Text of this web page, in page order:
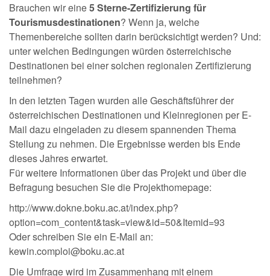
Brauchen wir eine5 Sterne-Zertifizierung für
Tourismusdestinationen? Wenn ja, welche
Themenbereiche sollten darin berücksichtigt werden? Und:
unter welchen Bedingungen würden österreichische
Destinationen bei einer solchen regionalen Zertifizierung
teilnehmen?
In den letzten Tagen wurden alle Geschäftsführer der
österreichischen Destinationen und Kleinregionen per E-
Mail dazu eingeladen zu diesem spannenden Thema
Stellung zu nehmen. Die Ergebnisse werden bis Ende
dieses Jahres erwartet.
Für weitere Informationen über das Projekt und über die
Befragung besuchen Sie die Projekthomepage:
http://www.dokne.boku.ac.at/index.php?
option=com_content&task=view&id=50&Itemid=93
Oder schreiben Sie ein E-Mail an:
kewin.comploi@boku.ac.at
Die Umfrage wird im Zusammenhang mit einem